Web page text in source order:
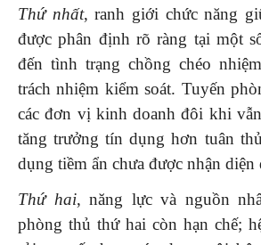
Thứ nhất, ranh giới chức năng
được phân định rõ ràng tại một
đến tình trạng chồng chéo
trách nhiệm kiểm soát. Tuyến
các đơn vị kinh doanh đôi khi
tăng trưởng tín dụng hơn tuân
dụng tiềm ẩn chưa được nhận diện
Thứ hai, năng lực và nguồn
phòng thủ thứ hai còn hạn chế;